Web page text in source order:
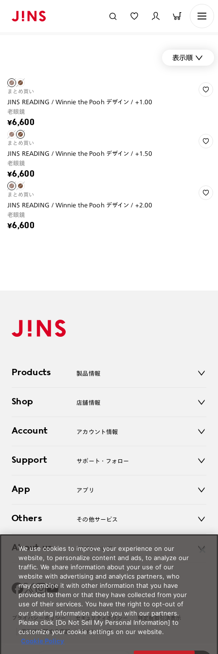
表示順
まとめ買い
JINS READING / Winnie the Pooh デザイン / +1.00
老眼鏡
¥6,600
まとめ買い
JINS READING / Winnie the Pooh デザイン / +1.50
老眼鏡
¥6,600
まとめ買い
JINS READING / Winnie the Pooh デザイン / +2.00
老眼鏡
¥6,600
Products 製品情報
サングラス
コンタクトレンズ
アクセサリー
Shop 店舗情報
オンラインショップ
Account アカウント情報
ログアウト
Support サポート・フォロー
よくあるご質問
お問い合わせ
App アプリ
Others その他サービス
レンズ交換
オンラインギフト
価格案内
About us JINSについて
Magnify Life
会社概要
採用情報
法人のお客様
出店について
プライバシーポリシー セキュリティポリシー 特定商取引法表示
薬機法に関する表記 サイトマップ
We use cookies to improve your experience on our
website, to personalize content and ads, to analyze our
traffic. We share information about your use of our
website with advertising and analytics partners, who
may combine it with other information that you have
provided to them or that they have collected from your
use of their services. You have the right to opt-out of
our sharing information about you with our partners.
Please click [Do Not Sell My Personal Information] to
customize your cookie settings on our website.
Cookie Policy